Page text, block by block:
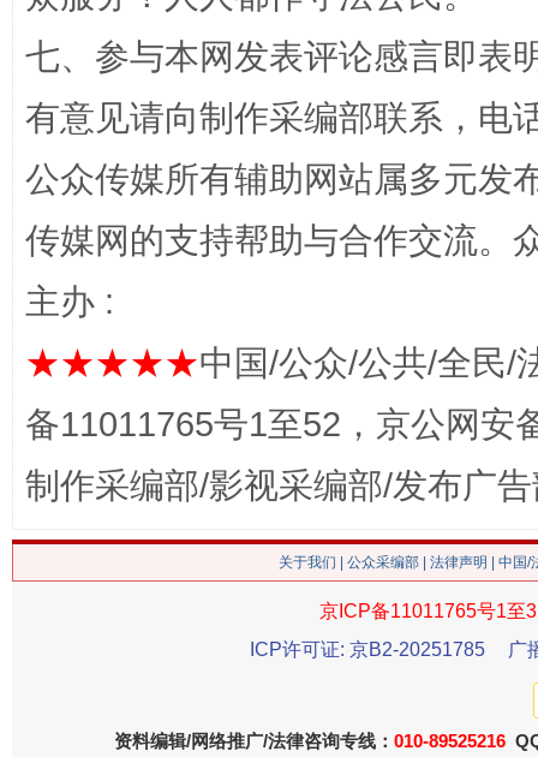
这是一记警钟！ 谢
七、参与本网发表评论感言即表
有意见请向制作采编部联系，电
公众传媒所有辅助网站属多元发
传媒网的支持帮助与合作交流。
主办 :
★★★★★中国/公众/公共/全民/
备11011765号1至52，京公网安
制作采编部/影视采编部/发布广
关于我们 公众采编部 法律声明 | 中国
京ICP备11011765号1至
ICP许可证: 京B2-20251785
广
资料编辑/网络推广/法律咨询专线： 010-89525216